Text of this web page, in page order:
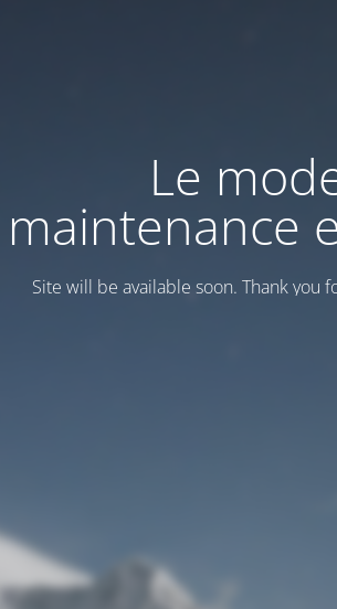
Le
maintenance
Site will be available soon. Thank you